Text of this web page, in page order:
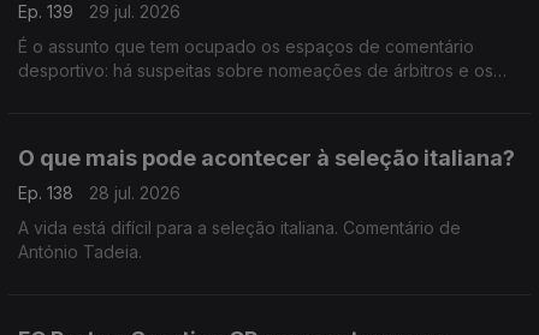
Ep. 139
29 jul. 2026
É o assunto que tem ocupado os espaços de comentário
desportivo: há suspeitas sobre nomeações de árbitros e os
O que mais pode acontecer à seleção italiana?
Ep. 138
28 jul. 2026
A vida está difícil para a seleção italiana. Comentário de
António Tadeia.